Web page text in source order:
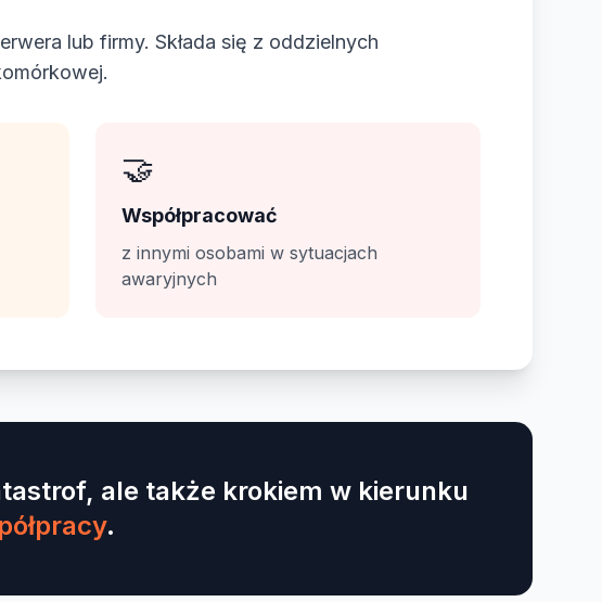
lub firmy. Składa się z oddzielnych
🤝
Współpracować
z innymi osobami w sytuacjach
awaryjnych
ale także krokiem w kierunku
.